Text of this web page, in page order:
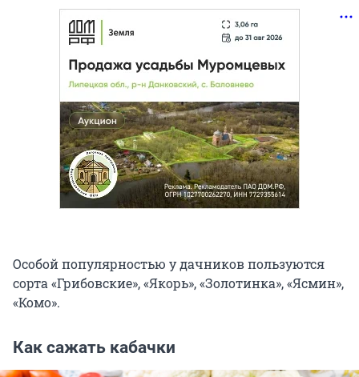
Особой популярностью у дачников пользуются
сорта «Грибовские», «Якорь», «Золотинка», «Ясмин»,
«Комо».
Как сажать кабачки